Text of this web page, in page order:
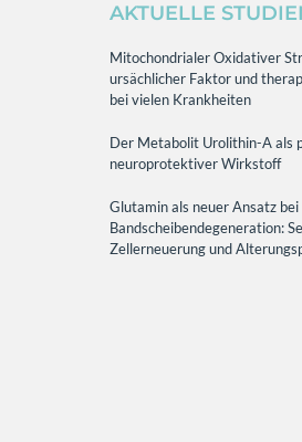
AKTUELLE
Mitochondrialer Oxidativer
ursächlicher Faktor und
bei vielen Krankheiten
Der Metabolit Urolithin-A als
neuroprotektiver Wirkstoff
Glutamin als neuer Ansatz bei
Bandscheibendegeneration:
Zellerneuerung und